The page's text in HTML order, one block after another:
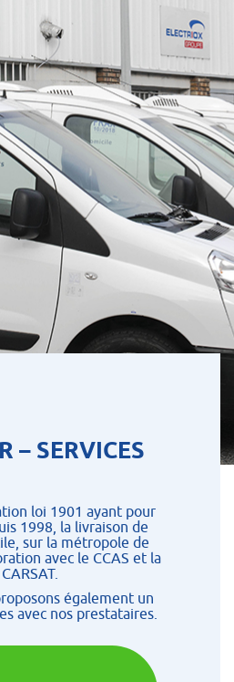
de bricolage et
– SERVICES
loi 1901 ayant pour
1998, la livraison de
sur la métropole de
avec le CCAS et la
CARSAT.
également un
avec nos prestataires.